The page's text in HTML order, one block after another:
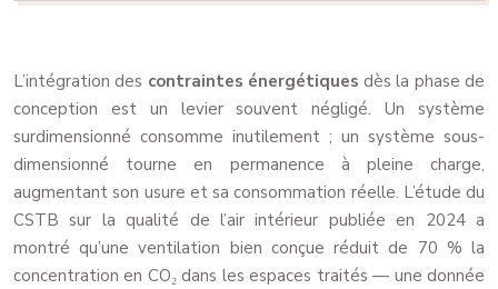
L’intégration des contraintes énergétiques dès la phase de
conception est un levier souvent négligé. Un système
surdimensionné consomme inutilement ; un système sous-
dimensionné tourne en permanence à pleine charge,
augmentant son usure et sa consommation réelle. L’étude du
CSTB sur la qualité de l’air intérieur publiée en 2024 a
montré qu’une ventilation bien conçue réduit de 70 % la
concentration en CO₂ dans les espaces traités — une donnée